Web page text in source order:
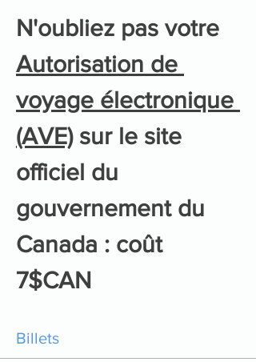
N'oubliez pas votre
Autorisation de
voyage électronique
(AVE) sur le site
officiel du
gouvernement du
Canada : coût
7$CAN
Billets